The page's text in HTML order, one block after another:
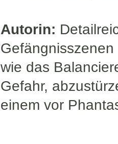
Autorin:
Gefängnisszenen
wie das
Gefahr,
einem vor